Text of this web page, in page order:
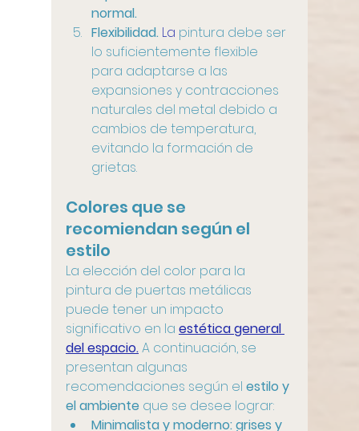
normal.
Flexibilidad. La pintura debe ser
lo suficientemente flexible
para adaptarse a las
expansiones y contracciones
naturales del metal debido a
cambios de temperatura,
evitando la formación de
grietas.
Colores que se
recomiendan según el
estilo
La elección del color para la
pintura de puertas metálicas
puede tener un impacto
significativo en la estética general
del espacio. A continuación, se
presentan algunas
recomendaciones según el estilo y
el ambiente que se desee lograr:
Minimalista y moderno: grises y